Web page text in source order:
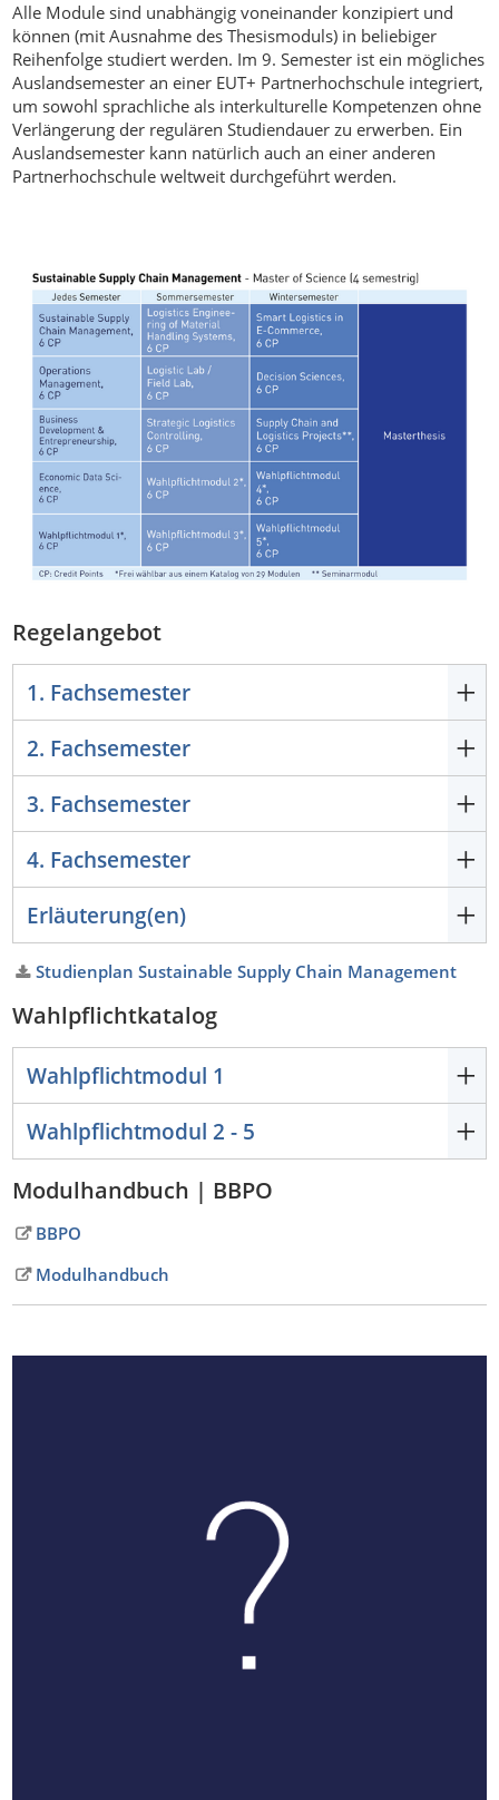
Alle Module sind unabhängig voneinander konzipiert und
können (mit Ausnahme des Thesismoduls) in beliebiger
Reihenfolge studiert werden. Im 9. Semester ist ein mögliches
Auslandsemester an einer EUT+ Partnerhochschule integriert,
um sowohl sprachliche als interkulturelle Kompetenzen ohne
Verlängerung der regulären Studiendauer zu erwerben. Ein
Auslandsemester kann natürlich auch an einer anderen
Partnerhochschule weltweit durchgeführt werden.
Regelangebot
1. Fachsemester
2. Fachsemester
3. Fachsemester
4. Fachsemester
Erläuterung(en)
Studienplan Sustainable Supply Chain Management
Wahlpflichtkatalog
Wahlpflichtmodul 1
Wahlpflichtmodul 2 - 5
Modulhandbuch | BBPO
BBPO
Modulhandbuch